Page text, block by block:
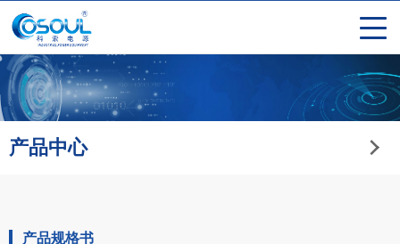
产品中心
产品规格书